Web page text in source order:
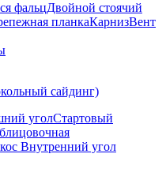
фальцДвойной стоячий
планкаКарнизВент
сайдинг)
уголСтартовый
Внутренний угол